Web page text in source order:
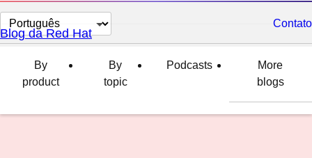
Selecionar
idioma
Contato
Blog da Red Hat
By
product
By
topic
Podcasts
More
blogs